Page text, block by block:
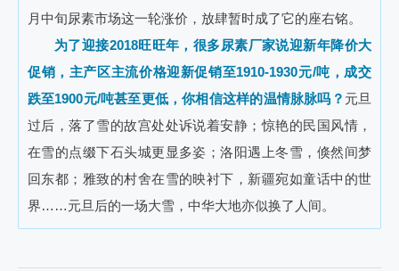
月中旬尿素市场这一轮涨价，放肆暂时成了它的座右铭。
为了迎接2018旺旺年，很多尿素厂家说迎新年降价大
促销，主产区主流价格迎新促销至1910-1930元/吨，成交
跌至1900元/吨甚至更低，你相信这样的温情脉脉吗？ 元旦
过后，落了雪的故宫处处诉说着安静；惊艳的民国风情，
在雪的点缀下石头城更显多姿；洛阳遇上冬雪，倏然间梦
回东都；雅致的村舍在雪的映衬下，新疆宛如童话中的世
界……元旦后的一场大雪，中华大地亦似换了人间。